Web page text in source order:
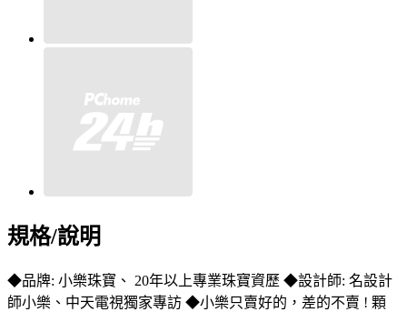
規格/說明
◆品牌: 小樂珠寶、 20年以上專業珠寶資歷 ◆設計師: 名設計
師小樂、中天電視獨家專訪 ◆小樂只賣好的，差的不賣 ! 顆